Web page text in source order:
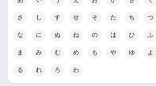
さ し す せ そ た ち つ
な に ぬ ね の は ひ ふ
ま み む め も や ゆ よ
る れ ろ わ